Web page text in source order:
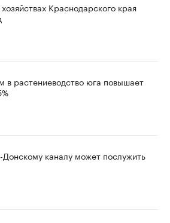
Краснодарского края
в растениеводство юга повышает
Донскому каналу может послужить